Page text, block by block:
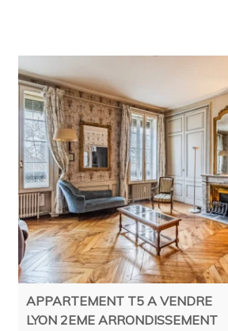
APPARTEMENT T5 A VENDRE
LYON 2EME ARRONDISSEMENT